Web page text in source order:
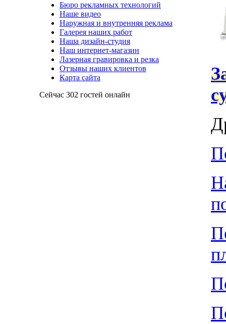
Бюро рекламных технологий
Наше видео
Наружная и внутренняя реклама
Галерея наших работ
Наша дизайн-студия
Наш интернет-магазин
Лазерная гравировка и резка
Отзывы наших клиентов
Карта сайта
Сейчас 302 гостей онлайн